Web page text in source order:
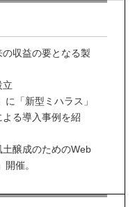
収益の要となる製
立
に「新型ミハラス」
る導入事例を紹
醸成のためのWeb
催。